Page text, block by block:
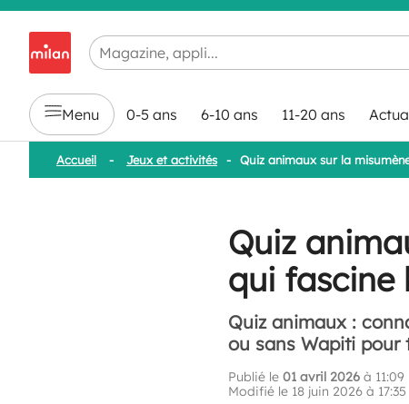
Chargement en cours...
Menu 0-5 ans 6-10 ans 11-20 ans
Accueil - Jeux et activités - Quiz animaux sur la
Quiz
qui fascine
Quiz animaux :
ou sans Wapiti pour
Publié le 01 avril 2026 à 11:09
Modifié le 18 juin 2026 à 17:35